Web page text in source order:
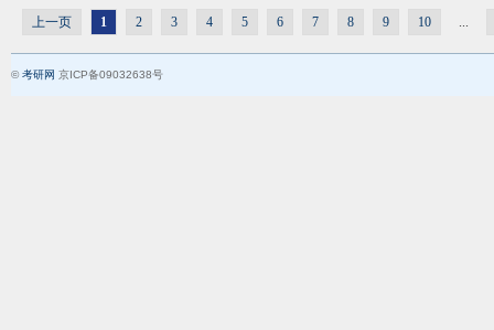
上一页 1 2 3 4 5 6 7 8 9 10 ...
©考研网 京ICP备09032638号